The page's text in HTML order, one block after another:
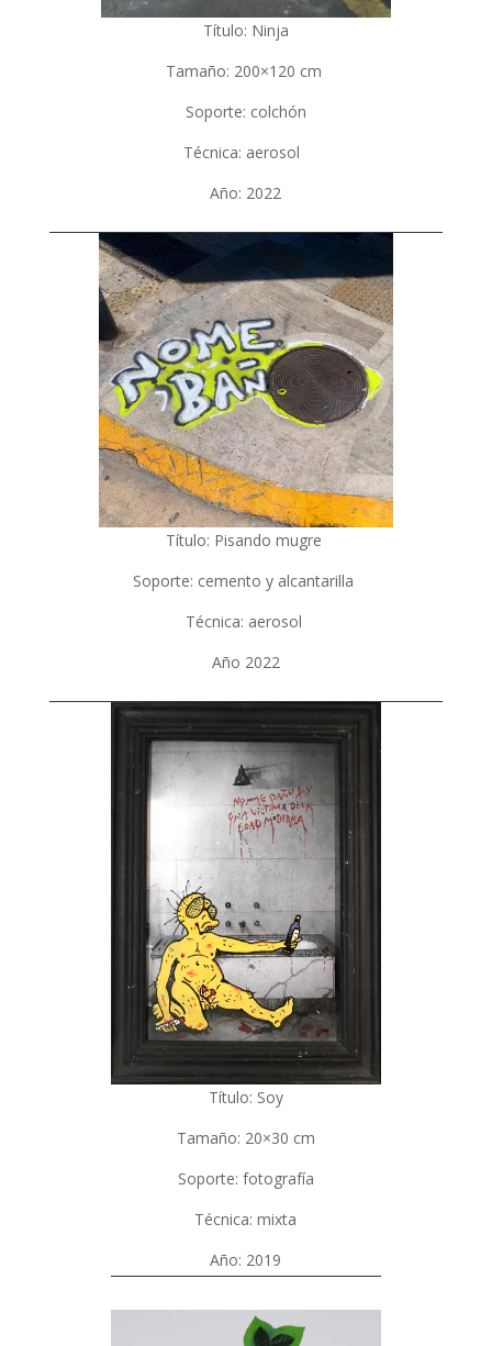
Título: Ninja
Tamaño: 200×120 cm
Soporte: colchón
Técnica: aerosol
Año: 2022
Título: Pisando mugre
Soporte: cemento y alcantarilla
Técnica: aerosol
Año 2022
Título: Soy
Tamaño: 20×30 cm
Soporte: fotografía
Técnica: mixta
Año: 2019